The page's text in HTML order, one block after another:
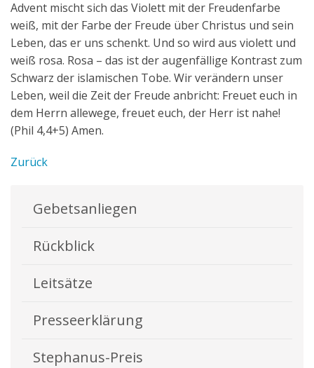
Advent mischt sich das Violett mit der Freudenfarbe
weiß, mit der Farbe der Freude über Christus und sein
Leben, das er uns schenkt. Und so wird aus violett und
weiß rosa. Rosa – das ist der augenfällige Kontrast zum
Schwarz der islamischen Tobe. Wir verändern unser
Leben, weil die Zeit der Freude anbricht: Freuet euch in
dem Herrn allewege, freuet euch, der Herr ist nahe!
(Phil 4,4+5) Amen.
Zurück
Gebetsanliegen
Rückblick
Leitsätze
Presseerklärung
Stephanus-Preis